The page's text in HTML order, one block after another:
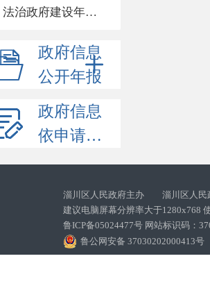
法治政府建设年度报告
政府信息
公开年报
政府信息
依申请公开
淄川区人民政府主办 淄川区人民
建议电脑屏幕分辨率大于1280x768
鲁ICP备05024477号 网站标识码：
鲁公网安备 37030202000413号